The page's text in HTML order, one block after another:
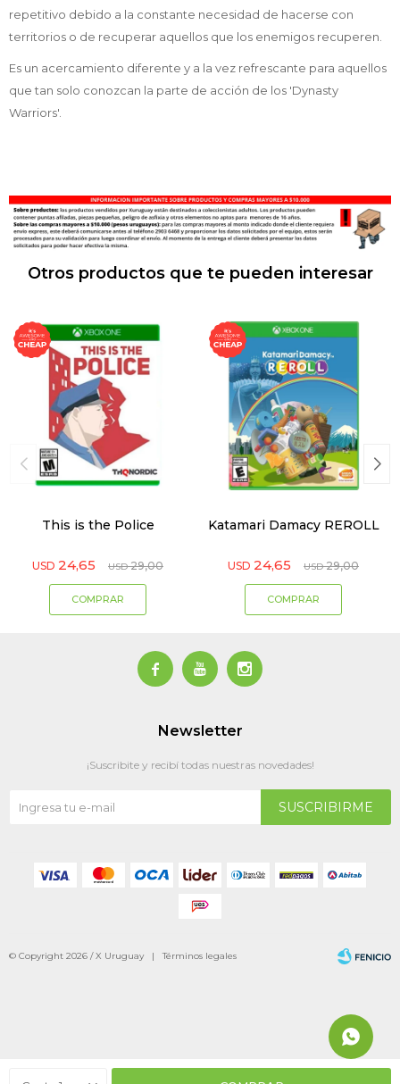
repetitivo debido a la constante necesidad de hacerse con
territorios o de recuperar aquellos que los enemigos recuperen.
Es un acercamiento diferente y a la vez refrescante para aquellos
que tan solo conozcan la parte de acción de los 'Dynasty
Warriors'.
Otros productos que te pueden interesar
This is the Police
USD 24,65 USD 29,00
Katamari Damacy REROLL
USD 24,65 USD 29,00
  
Newsletter
¡Suscribite y recibí todas nuestras novedades!
SUSCRIBIRME
© Copyright 2026 / X Uruguay |Términos legales